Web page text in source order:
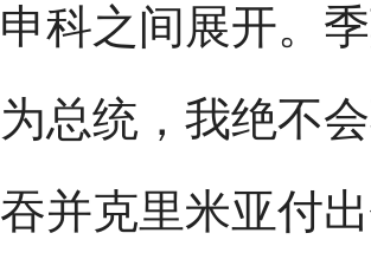
申科之间展开。
为总统，我绝不
吞并克里米亚付